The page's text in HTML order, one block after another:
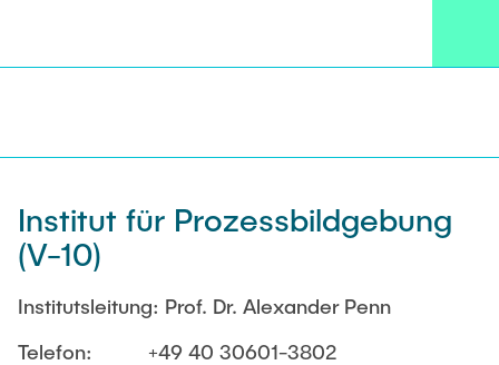
der Feinstaubminderung in Biomassefeuerungen,
Versorgungssystemen, der Bereitstellung Strom-
basierter flüssiger Kraftstoffe, der ökobilanziellen
Bewertung innovativer (Energie-)Technologien
und Fragen der Systemintegration von
Wärmemarkt.
Institut für Prozessbildgebung
(V-10)
Institutsleitung: Prof. Dr. Alexander Penn
Telefon: +49 40 30601-3802